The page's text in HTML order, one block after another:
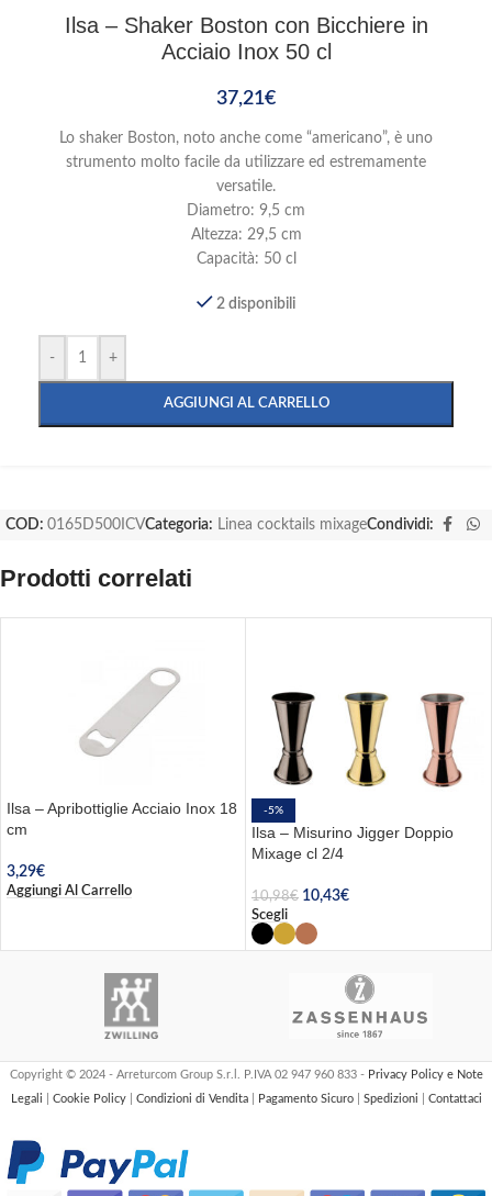
Ilsa – Shaker Boston con Bicchiere in
Acciaio Inox 50 cl
37,21€
Lo shaker Boston, noto anche come “americano”, è uno
strumento molto facile da utilizzare ed estremamente
versatile.
Diametro: 9,5 cm
Altezza: 29,5 cm
Capacità: 50 cl
2 disponibili
- +
AGGIUNGI AL CARRELLO
COD: 0165D500ICVCategoria: Linea cocktails mixageCondividi:
Prodotti correlati
Ilsa – Apribottiglie Acciaio Inox 18
cm
3,29€
Aggiungi Al Carrello
-5%
Ilsa – Misurino Jigger Doppio
Mixage cl 2/4
10,98€ 10,43€
Scegli
Copyright © 2024 - Arreturcom Group S.r.l. P.IVA 02 947 960 833 - Privacy Policy e Note
Legali
Cookie Policy Condizioni di Vendita Pagamento Sicuro Spedizioni Contattaci